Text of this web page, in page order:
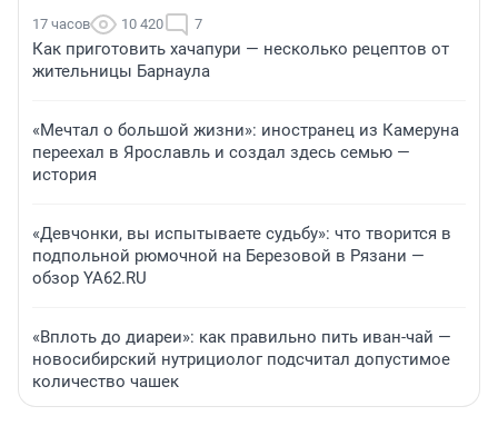
17 часов 10 420 7
Как приготовить хачапури — несколько рецептов от
жительницы Барнаула
«Мечтал о большой жизни»: иностранец из Камеруна
переехал в Ярославль и создал здесь семью —
история
«Девчонки, вы испытываете судьбу»: что творится в
подпольной рюмочной на Березовой в Рязани —
обзор YA62.RU
«Вплоть до диареи»: как правильно пить иван-чай —
новосибирский нутрициолог подсчитал допустимое
количество чашек